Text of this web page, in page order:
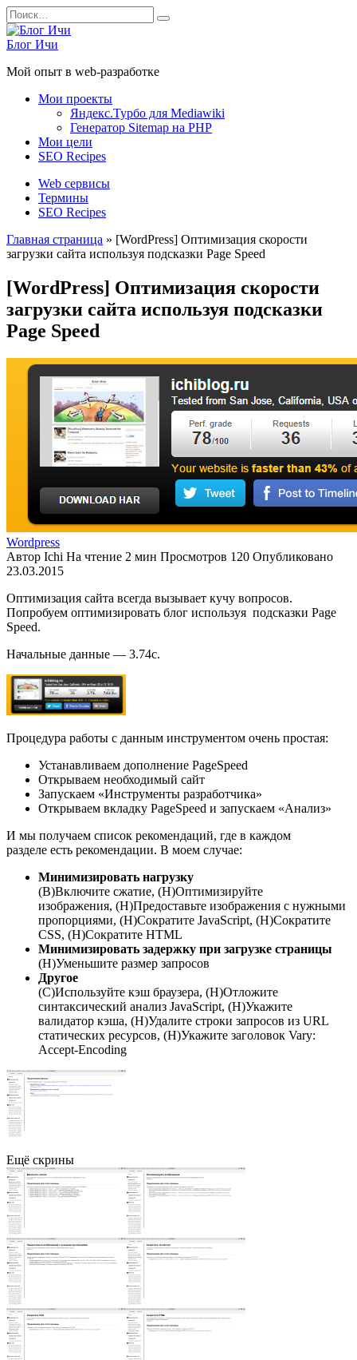
Перейти
к
содержанию
Search
for:
Блог Ичи
Мой опыт в web-разработке
Мои проекты
Яндекс.Турбо для Mediawiki
Генератор Sitemap на PHP
Мои цели
SEO Recipes
Web сервисы
Термины
SEO Recipes
Главная страница » [WordPress] Оптимизация скорости
загрузки сайта используя подсказки Page Speed
[WordPress] Оптимизация скорости
загрузки сайта используя подсказки
Page Speed
Wordpress
Автор Ichi На чтение 2 мин Просмотров 120 Опубликовано
23.03.2015
Оптимизация сайта всегда вызывает кучу вопросов.
Попробуем оптимизировать блог используя подсказки Page
Speed.
Начальные данные — 3.74с.
Процедура работы с данным инструментом очень простая:
Устанавливаем дополнение PageSpeed
Открываем необходимый сайт
Запускаем «Инструменты разработчика»
Открываем вкладку PageSpeed и запускаем «Анализ»
И мы получаем список рекомендаций, где в каждом
разделе есть рекомендации. В моем случае:
Минимизировать нагрузку
(В)Включите сжатие, (Н)Оптимизируйте
изображения, (Н)Предоставьте изображения с нужными
пропорциями, (Н)Сократите JavaScript, (Н)Сократите
CSS, (Н)Сократите HTML
Минимизировать задержку при загрузке страницы
(Н)Уменьшите размер запросов
Другое
(С)Используйте кэш браузера, (Н)Отложите
синтаксический анализ JavaScript, (Н)Укажите
валидатор кэша, (Н)Удалите строки запросов из URL
статических ресурсов, (Н)Укажите заголовок Vary:
Accept-Encoding
Ещё скрины